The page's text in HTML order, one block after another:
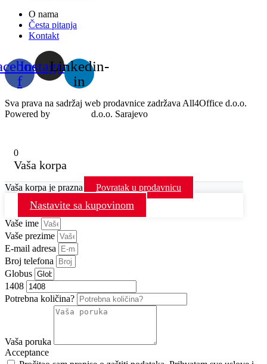
O nama
Česta pitanja
Kontakt
f
InstagramLinkedin-
in
Sva prava na sadržaj web prodavnice zadržava All4Office d.o.o.
Powered by
d.o.o. Sarajevo
0
Vaša korpa
Vaša korpa je prazna Povratak u prodavnicu
Nastavite sa kupovinom
Vaše ime
Vaše prezime
E-mail adresa
Broj telefona
Globus
1408
Potrebna količina?
Vaša poruka
Acceptance